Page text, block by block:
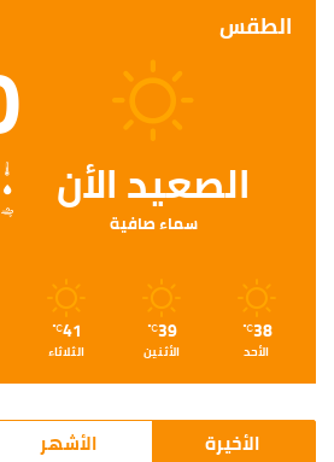
الطقس
الصعيد الأن
سماء صافية
38
℃
الأحد
39
℃
الأثنين
41
℃
الثلاثاء
الأخيرة الأشهر